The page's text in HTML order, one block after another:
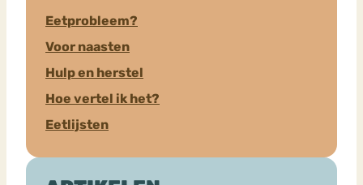
Eetprobleem?
Voor naasten
Hulp en herstel
Hoe vertel ik het?
Eetlijsten